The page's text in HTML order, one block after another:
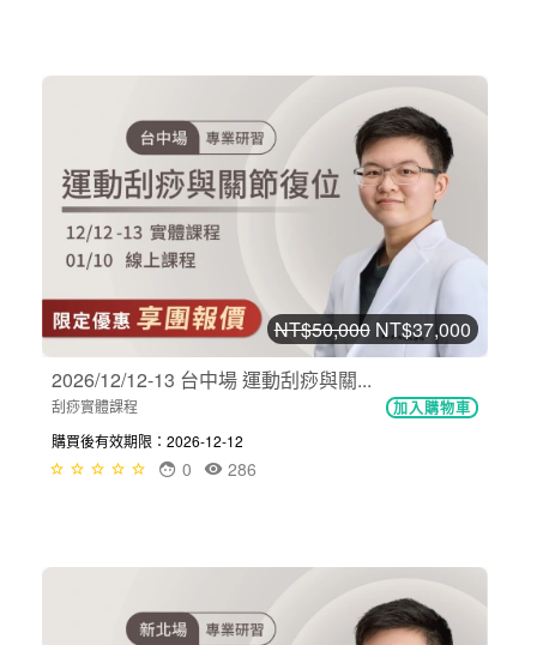
NT$50,000 NT$37,000
2026/12/12-13 台中場 運動刮痧與關...
刮痧實體課程 加入購物車
購買後有效期限：2026-12-12
286
0